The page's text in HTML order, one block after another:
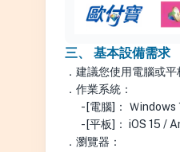
三、 基本設備需求
． 建議您使用電腦或平
． 作業系統：
- [電腦]： Ｗindows
- [平板]： iOS 15 /
． 瀏覽器：